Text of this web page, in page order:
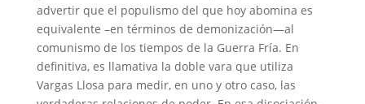
advertir que el populismo del que hoy abomina es
equivalente –en términos de demonización—al
comunismo de los tiempos de la Guerra Fría. En
definitiva, es llamativa la doble vara que utiliza
Vargas Llosa para medir, en uno y otro caso, las